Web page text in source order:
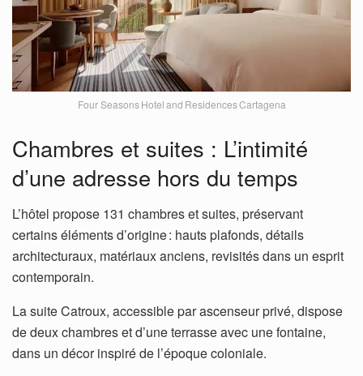
Four Seasons Hotel and Residences Cartagena
Chambres et suites : L’intimité
d’une adresse hors du temps
L’hôtel propose 131 chambres et suites, préservant
certains éléments d’origine : hauts plafonds, détails
architecturaux, matériaux anciens, revisités dans un esprit
contemporain.
La suite Catroux, accessible par ascenseur privé, dispose
de deux chambres et d’une terrasse avec une fontaine,
dans un décor inspiré de l’époque coloniale.